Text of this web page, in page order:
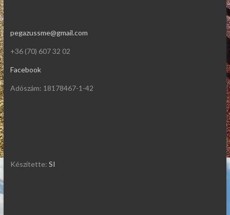
pegazussme@gmail.com
+36 (70) 607 32 02
Facebook
Adószám: 18178467-1-42
Készítette: SI